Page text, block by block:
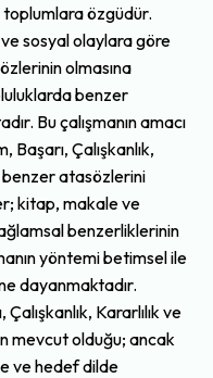
özgüdür.
sosyal olaylara göre
olmasına
benzer
Bu çalışmanın amacı
Çalışkanlık,
benzer atasözlerini
kitap, makale ve
benzerliklerinin
yöntemi betimsel ile
dayanmaktadır.
Kararlılık ve
mevcut olduğu; ancak
ve hedef dilde